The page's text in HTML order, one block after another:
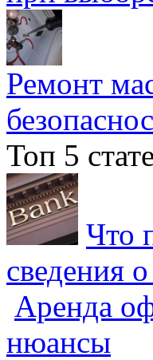
Ремонт
Топ 5
Что
сведения
Аренда
нюансы